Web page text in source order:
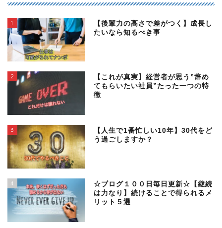
1
【後輩力の高さで差がつく】成長し
たいなら知るべき事
2
【これが真実】経営者が思う”辞め
てもらいたい社員”たった一つの特
徴
3
【人生で1番忙しい10年】30代をど
う過ごしますか？
4
☆ブログ１００日毎日更新☆【継続
は力なり】続けることで得られるメ
リット５選